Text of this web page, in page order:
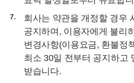
7.
회사는 약관을 개정할 경우
공지하며, 이용자에게 불리
변경사항(이용요금, 환불정
최소 30일 전부터 공지하고
받습니다.